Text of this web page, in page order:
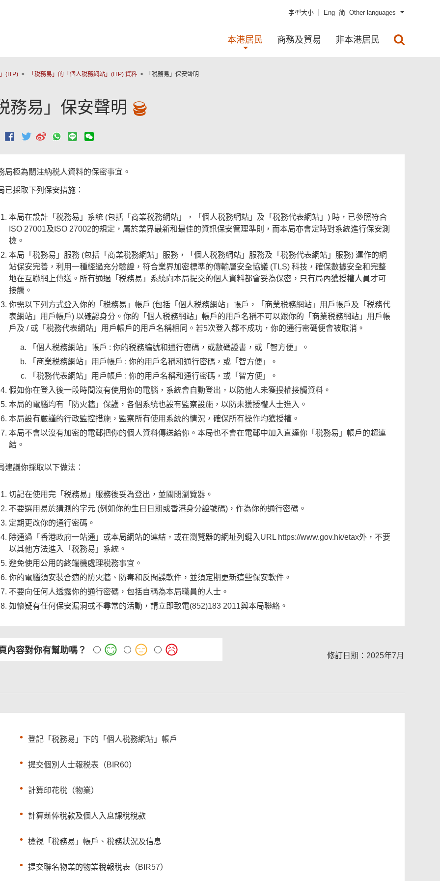
字型大小 Eng 简 Other languages
本港居民 商務及貿易 非本港居民
(ITP) 「税務易」的「個人税務網站」(ITP) 資料 「税務易」保安聲明
務易」保安聲明
局極為關注納税人資料的保密事宜。
已採取下列保安措施：
本局在設計「税務易」系統 (包括「商業税務網站」，「個人税務網站」及「税務代表網站」) 時，已參照符合
ISO 27001及ISO 27002的規定，屬於業界最新和最佳的資訊保安管理準則，而本局亦會定時對系統進行保安測
檢。
本局「税務易」服務 (包括「商業税務網站」服務，「個人税務網站」服務及「税務代表網站」服務) 運作的網
站保安完善，利用一種經過充分驗證，符合業界加密標準的傳輸層安全協議 (TLS) 科技，確保數據安全和完整
地在互聯網上傳送。所有通過「税務易」系統向本局提交的個人資料都會妥為保密，只有局內獲授權人員才可
接觸。
你需以下列方式登入你的「税務易」帳戶 (包括「個人税務網站」帳戶，「商業税務網站」用戶帳戶及「税務代
表網站」用戶帳戶) 以確認身分。你的「個人税務網站」帳戶的用戶名稱不可以跟你的「商業税務網站」用戶帳
戶及 / 或「税務代表網站」用戶帳戶的用戶名稱相同。若5次登入都不成功，你的通行密碼便會被取消。
「個人税務網站」帳戶 : 你的税務編號和通行密碼，或數碼證書，或「智方便」。
「商業税務網站」用戶帳戶 : 你的用戶名稱和通行密碼，或「智方便」。
「税務代表網站」用戶帳戶 : 你的用戶名稱和通行密碼，或「智方便」。
假如你在登入後一段時間沒有使用你的電腦，系統會自動登出，以防他人未獲授權接觸資料。
本局的電腦均有「防火牆」保護，各個系統也設有監察設施，以防未獲授權人士進入。
本局設有嚴謹的行政監控措施，監察所有使用系統的情況，確保所有操作均獲授權。
本局不會以沒有加密的電郵把你的個人資料傳送給你。本局也不會在電郵中加入直達你「税務易」帳戶的超連
結。
建議你採取以下做法：
切記在使用完「税務易」服務後妥為登出，並關閉瀏覽器。
不要選用易於猜測的字元 (例如你的生日日期或香港身分證號碼)，作為你的通行密碼。
定期更改你的通行密碼。
除通過「香港政府一站通」或本局網站的連結，或在瀏覽器的網址列鍵入URL https://www.gov.hk/etax外，不要
以其他方法進入「税務易」系統。
避免使用公用的終端機處理税務事宜。
你的電腦須安裝合適的防火牆、防毒和反間諜軟件，並須定期更新這些保安軟件。
不要向任何人透露你的通行密碼，包括自稱為本局職員的人士。
如懷疑有任何保安漏洞或不尋常的活動，請立即致電(852)183 2011與本局聯絡。
內容對你有幫助嗎？
修訂日期：2025年7月
登記「税務易」下的「個人税務網站」帳戶
提交個別人士報税表（BIR60）
計算印花稅（物業）
計算薪俸稅款及個人入息課稅稅款
檢視「稅務易」帳戶、稅務狀況及信息
提交聯名物業的物業稅報稅表（BIR57）